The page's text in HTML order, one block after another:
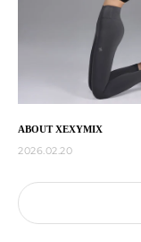
ABOUT XEXYMIX
2026.02.20